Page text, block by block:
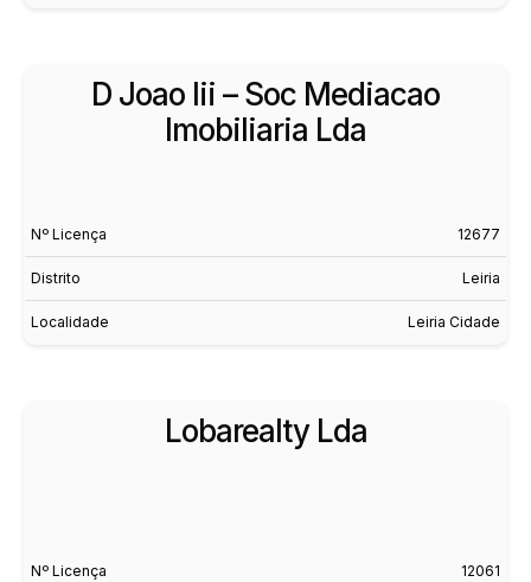
D Joao Iii – Soc Mediacao
Imobiliaria Lda
Nº Licença 12677
Distrito Leiria
Localidade Leiria Cidade
Lobarealty Lda
Nº Licença 12061